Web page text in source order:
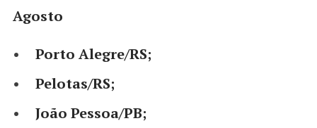
Agosto
Porto Alegre/RS;
Pelotas/RS;
João Pessoa/PB;